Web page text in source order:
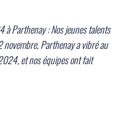
Parthenay : Nos jeunes talents
Parthenay a vibré au
et nos équipes ont fait